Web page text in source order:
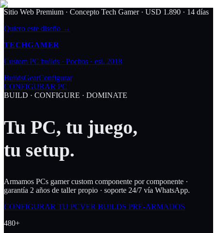
Sitio Web Premium · Concepto Tech Gamer· USD 1.890 · 14 días
Quiero este diseño →
TECHGAMER
Custom PC builds · Pocitos · est. 2018
BuildsGearConfigurar
CONFIGURAR PC
BUILD · CONFIGURE · DOMINATE
Tu PC, tu juego,
tu setup.
Armamos PCs gamer custom componente por componente ·
garantía 2 años de taller propio · soporte 24/7 vía WhatsApp.
CONFIGURAR TU PCVER BUILDS PRE-ARMADOS
480+